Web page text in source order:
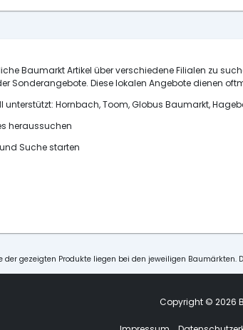
Baumarkt Artikel über verschiedene Filialen zu
Sonderangebote. Diese lokalen Angebote dienen
unterstützt: Hornbach, Toom, Globus Baumarkt,
heraussuchen
Suche starten
der gezeigten Produkte liegen bei den jeweiligen
Copyright © 2026